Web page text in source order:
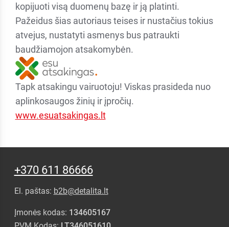
kopijuoti visą duomenų bazę ir ją platinti.
Pažeidus šias autoriaus teises ir nustačius tokius
atvejus, nustatyti asmenys bus patraukti
baudžiamojon atsakomybėn.
Tapk atsakingu vairuotoju! Viskas prasideda nuo
aplinkosaugos žinių ir įpročių.
www.esuatsakingas.lt
+370 611 86666
El. paštas: b2b@detalita.lt
Įmonės kodas: 134605167